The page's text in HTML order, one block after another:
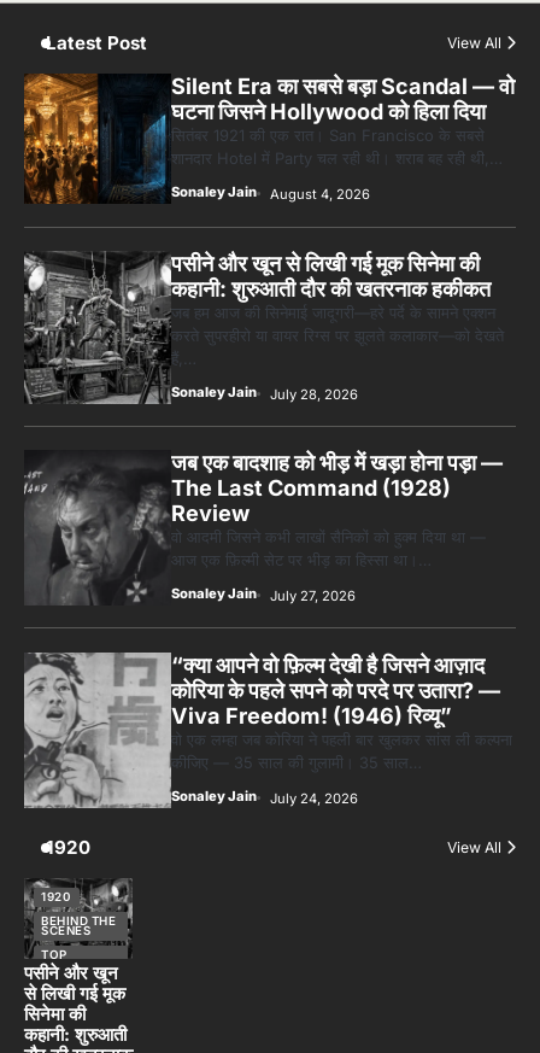
पसीने और खून से लिखी गई मूक सिनेमा की
कहानी: शुरुआती दौर की खतरनाक हकीकत
जब हम आज की सिनेमाई जादूगरी—हरे पर्दे के सामने एक्शन
करते सुपरहीरो या वायर रिग्स पर झूलते कलाकार—को देखते
July 28, 2026
जब एक बादशाह को भीड़ में खड़ा होना पड़ा —
The Last Command (1928)
Review
वो आदमी जिसने कभी लाखों सैनिकों को हुक्म दिया था —
July 27, 2026
“क्या आपने वो फ़िल्म देखी है जिसने आज़ाद
कोरिया के पहले सपने को परदे पर उतारा? —
Viva Freedom! (1946) रिव्यू”
वो एक लम्हा जब कोरिया ने पहली बार खुलकर सांस ली कल्पना
July 24, 2026
1920 View All
1920
BEHIND THE
SCENES
TOP
से लिखी गई मूक
कहानी: शुरुआती
दौर की खतरनाक
हकीकत
Sonaley Jain
July 28, 2026
Get In Touch